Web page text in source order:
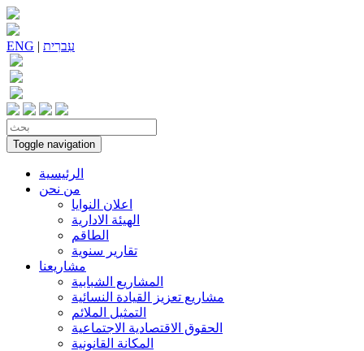
ENG | עִברִית
Toggle navigation
الرئيسية
من نحن
اعلان النوايا
الهيئة الادارية
الطاقم
تقارير سنوية
مشاريعنا
المشاريع الشبابية
مشاريع تعزيز القيادة النسائية
التمثيل الملائم
الحقوق الاقتصادية الاجتماعية
المكانة القانونية